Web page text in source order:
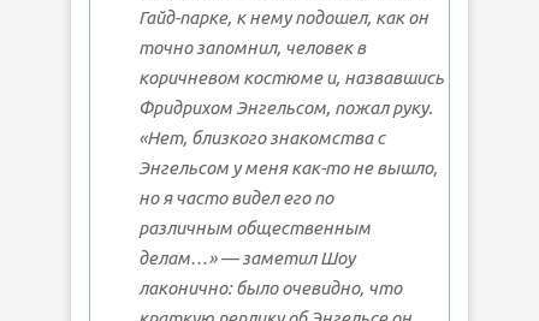
Гайд-парке, к нему подошел, как он
точно запомнил, человек в
коричневом костюме и, назвавшись
Фридрихом Энгельсом, пожал руку.
«Нет, близкого знакомства с
Энгельсом у меня как-то не вышло,
но я часто видел его по
различным общественным
делам…» — заметил Шоу
лаконично: было очевидно, что